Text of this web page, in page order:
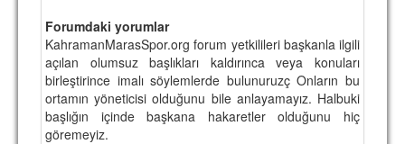
Forumdaki yorumlar
KahramanMarasSpor.org forum yetkilileri başkanla ilgili
açılan olumsuz başlıkları kaldırınca veya konuları
birleştirince imalı söylemlerde bulunuruzç Onların bu
ortamın yöneticisi olduğunu bile anlayamayız. Halbuki
başlığın içinde başkana hakaretler olduğunu hiç
göremeyiz.